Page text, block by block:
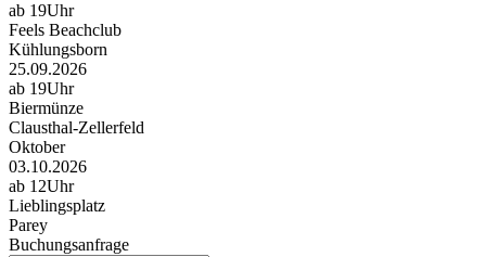
ab 19Uhr
Feels Beachclub
Kühlungsborn
25.09.2026
ab 19Uhr
Biermünze
Clausthal-Zellerfeld
Oktober
03.10.2026
ab 12Uhr
Lieblingsplatz
Parey
Buchungsanfrage